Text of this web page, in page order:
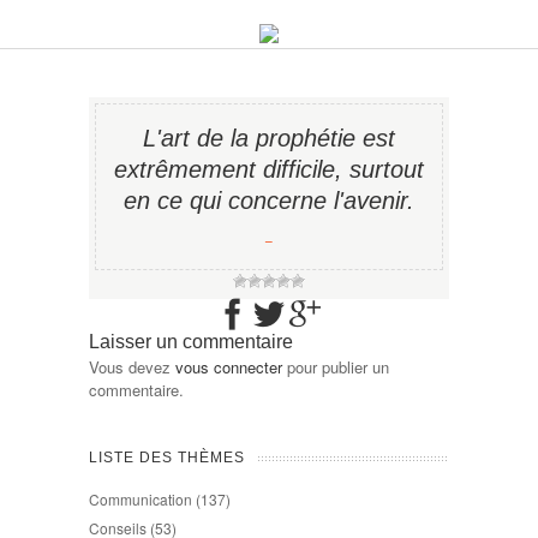
L'art de la prophétie est
extrêmement difficile, surtout
en ce qui concerne l'avenir.
−
Laisser un commentaire
Vous devez vous connecterpour publier un
commentaire.
LISTE DES THÈMES
Communication (137)
Conseils (53)